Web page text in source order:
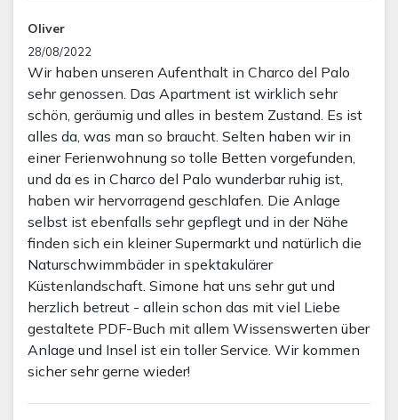
Oliver
28/08/2022
Wir haben unseren Aufenthalt in Charco del Palo
sehr genossen. Das Apartment ist wirklich sehr
schön, geräumig und alles in bestem Zustand. Es ist
alles da, was man so braucht. Selten haben wir in
einer Ferienwohnung so tolle Betten vorgefunden,
und da es in Charco del Palo wunderbar ruhig ist,
haben wir hervorragend geschlafen. Die Anlage
selbst ist ebenfalls sehr gepflegt und in der Nähe
finden sich ein kleiner Supermarkt und natürlich die
Naturschwimmbäder in spektakulärer
Küstenlandschaft. Simone hat uns sehr gut und
herzlich betreut - allein schon das mit viel Liebe
gestaltete PDF-Buch mit allem Wissenswerten über
Anlage und Insel ist ein toller Service. Wir kommen
sicher sehr gerne wieder!